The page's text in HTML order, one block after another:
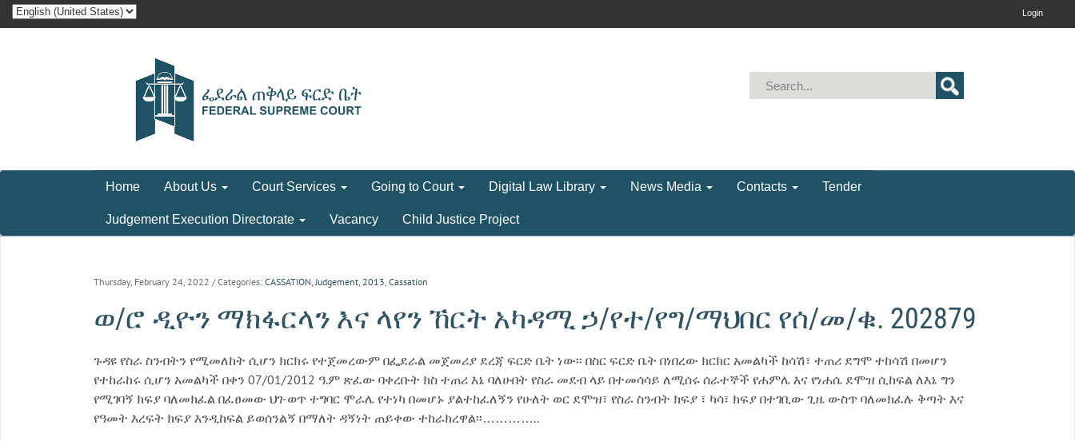
Login
Home About Us Court Services Going to Court Digital Law Library News Media Contacts Tender
Judgement Execution Directorate Vacancy Child Justice Project
Thursday, February 24, 2022 / Categories: CASSATION,Judgement, 2013, Cassation
ወ/ሮ ዲዮን ማክፋርላን እና ላየን ኸርት አካዳሚ ኃ/የተ/የግ/ማህበር የሰ/መ/ቁ. 202879
ጉዳዩ የስራ ስንብትን የሚመለከት ሲሆን ክርክሩ የተጀመረውም በፌደራል መጀመሪያ ደረጃ ፍርድ ቤት ነው፡፡ በስር ፍርድ ቤት በነበረው ክርክር አመልካች ከሳሽ፣ ተጠሪ ደግሞ ተከሳሽ በመሆን
የተከራከሩ ሲሆን አመልካች በቀን 07/01/2012 ዓ.ም ጽፈው ባቀረቡት ክስ ተጠሪ እኔ ባለሁበት የስራ መደብ ላይ በተመሳሳይ ለሚሰሩ ሰራተኞች የሐምሌ እና የነሐሴ ደሞዝ ሲከፍል ለእኔ ግን
የሚገባኝ ክፍያ ባለመክፈል በፈፀመው ህገ-ወጥ ተግባር ሞራሌ የተነካ በመሆኑ ያልተከፈለኝን የሁለት ወር ደሞዝ፣ የስራ ስንብት ክፍያ ፣ ካሳ፣ ክፍያ በተገቢው ጊዜ ውስጥ ባለመክፈሉ ቅጣት እና
የዓመት እረፍት ክፍያ እንዲከፍል ይወሰንልኝ በማለት ዳኝነት ጠይቀው ተከራክረዋል፡፡…………..